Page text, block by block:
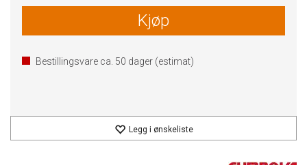
Kjøp
Bestillingsvare ca. 50 dager (estimat)
Legg i ønskeliste